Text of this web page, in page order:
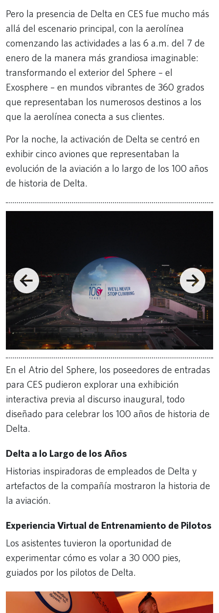
Pero la presencia de Delta en CES fue mucho más
allá del escenario principal, con la aerolínea
comenzando las actividades a las 6 a.m. del 7 de
enero de la manera más grandiosa imaginable:
transformando el exterior del Sphere – el
Exosphere – en mundos vibrantes de 360 grados
que representaban los numerosos destinos a los
que la aerolínea conecta a sus clientes.
Por la noche, la activación de Delta se centró en
exhibir cinco aviones que representaban la
evolución de la aviación a lo largo de los 100 años
de historia de Delta.
En el Atrio del Sphere, los poseedores de entradas
para CES pudieron explorar una exhibición
interactiva previa al discurso inaugural, todo
diseñado para celebrar los 100 años de historia de
Delta.
Delta a lo Largo de los Años
Historias inspiradoras de empleados de Delta y
artefactos de la compañía mostraron la historia de
la aviación.
Experiencia Virtual de Entrenamiento de Pilotos
Los asistentes tuvieron la oportunidad de
experimentar cómo es volar a 30 000 pies,
guiados por los pilotos de Delta.